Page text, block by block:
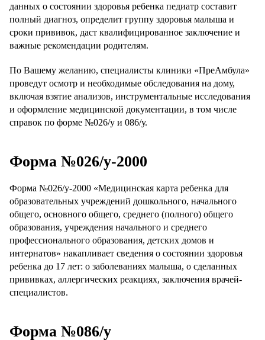
данных о состоянии здоровья ребенка педиатр составит
полный диагноз, определит группу здоровья малыша и
сроки прививок, даст квалифицированное заключение и
важные рекомендации родителям.
По Вашему желанию, специалисты клиники «ПреАмбула»
проведут осмотр и необходимые обследования на дому,
включая взятие анализов, инструментальные исследования
и оформление медицинской документации, в том числе
справок по форме №026/у и 086/у.
Форма №026/у-2000
Форма №026/у-2000 «Медицинская карта ребенка для
образовательных учреждений дошкольного, начального
общего, основного общего, среднего (полного) общего
образования, учреждения начального и среднего
профессионального образования, детских домов и
интернатов» накапливает сведения о состоянии здоровья
ребенка до 17 лет: о заболеваниях малыша, о сделанных
прививках, аллергических реакциях, заключения врачей-
специалистов.
Форма №086/y